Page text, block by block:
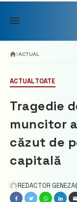
Skip
content
ACTUAL
ACTUALTOATE
Tragedie
muncitor
căzut de
capitală
REDACTOR GENEZA